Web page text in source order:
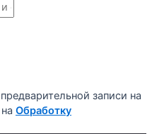
записи на
Обработку